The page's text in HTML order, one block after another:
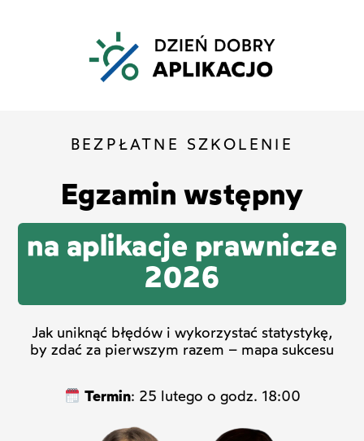
BEZPŁATNE SZKOLENIE
Egzamin wstępny
na aplikacje prawnicze
2026
Jak uniknąć błędów i wykorzystać statystykę,
by zdać za pierwszym razem – mapa sukcesu
Termin: 25 lutego o godz. 18:00